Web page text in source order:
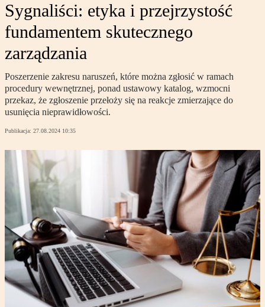
Sygnaliści: etyka i przejrzystość
fundamentem skutecznego
zarządzania
Poszerzenie zakresu naruszeń, które można zgłosić w ramach
procedury wewnętrznej, ponad ustawowy katalog, wzmocni
przekaz, że zgłoszenie przełoży się na reakcje zmierzające do
usunięcia nieprawidłowości.
Publikacja: 27.08.2024 10:35